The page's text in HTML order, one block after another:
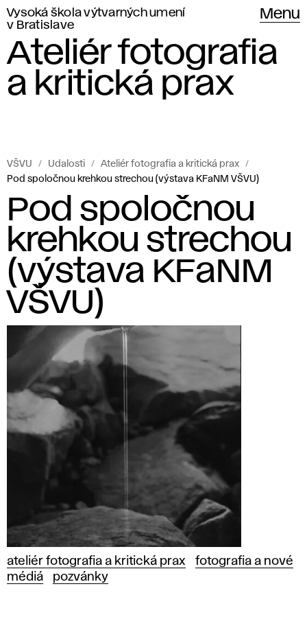
Vysoká škola výtvarných umení
v Bratislave
Menu
Ateliér fotografia
a kritická prax
VŠVU Udalosti
Ateliér fotografia a kritická prax
Pod spoločnou krehkou strechou (výstava KFaNM VŠVU)
Pod spoločnou
krehkou strechou
(výstava KFaNM
VŠVU)
ateliér fotografia a kritická prax
fotografia a nové
médiá
pozvánky